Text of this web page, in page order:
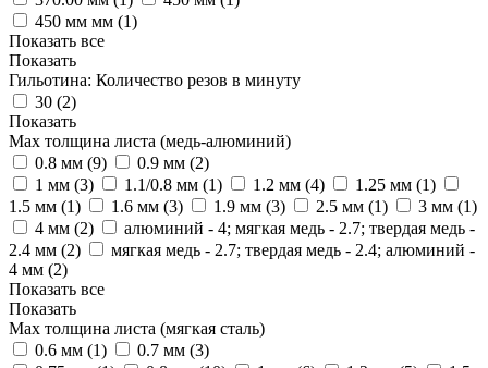
450 мм мм (1)
Показать все
Показать
Гильотина: Количество резов в минуту
30 (2)
Показать
Max толщина листа (медь-алюминий)
0.8 мм (9) 0.9 мм (2)
1 мм (3) 1.1/0.8 мм (1) 1.2 мм (4) 1.25 мм (1)
1.5 мм (1) 1.6 мм (3) 1.9 мм (3) 2.5 мм (1) 3 мм (1)
4 мм (2)
алюминий - 4; мягкая медь - 2.7; твердая медь -
2.4 мм (2)
мягкая медь - 2.7; твердая медь - 2.4; алюминий -
4 мм (2)
Показать все
Показать
Max толщина листа (мягкая сталь)
0.6 мм (1) 0.7 мм (3)